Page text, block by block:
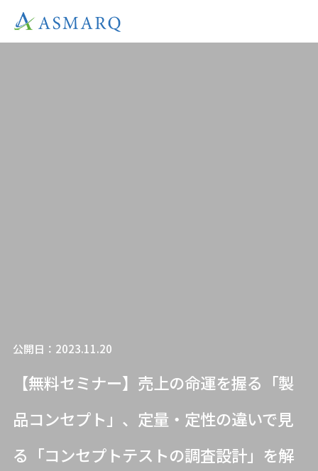
公開日：2023.11.20
【無料セミナー】売上の命運を握る「製
品コンセプト」、定量・定性の違いで見
る「コンセプトテストの調査設計」を解